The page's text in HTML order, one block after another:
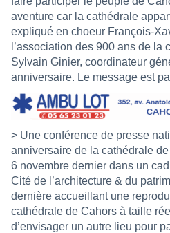
aventure car la cathédrale
expliqué en choeur François-
l’association des 900 ans de la
Sylvain Ginier, coordinateur
anniversaire. Le message est
> Une conférence de presse
anniversaire de la cathédrale
6 novembre dernier dans un
Cité de l’architecture & du
dernière accueillant une
cathédrale de Cahors à taille
d’envisager un autre lieu pour